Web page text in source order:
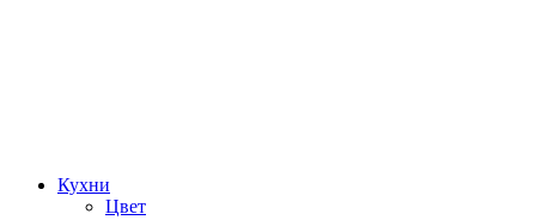
Кухни
Цвет